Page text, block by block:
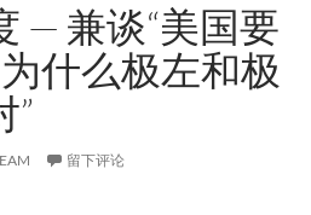
— 兼谈“美国要
什么极左和极
”
留下评论